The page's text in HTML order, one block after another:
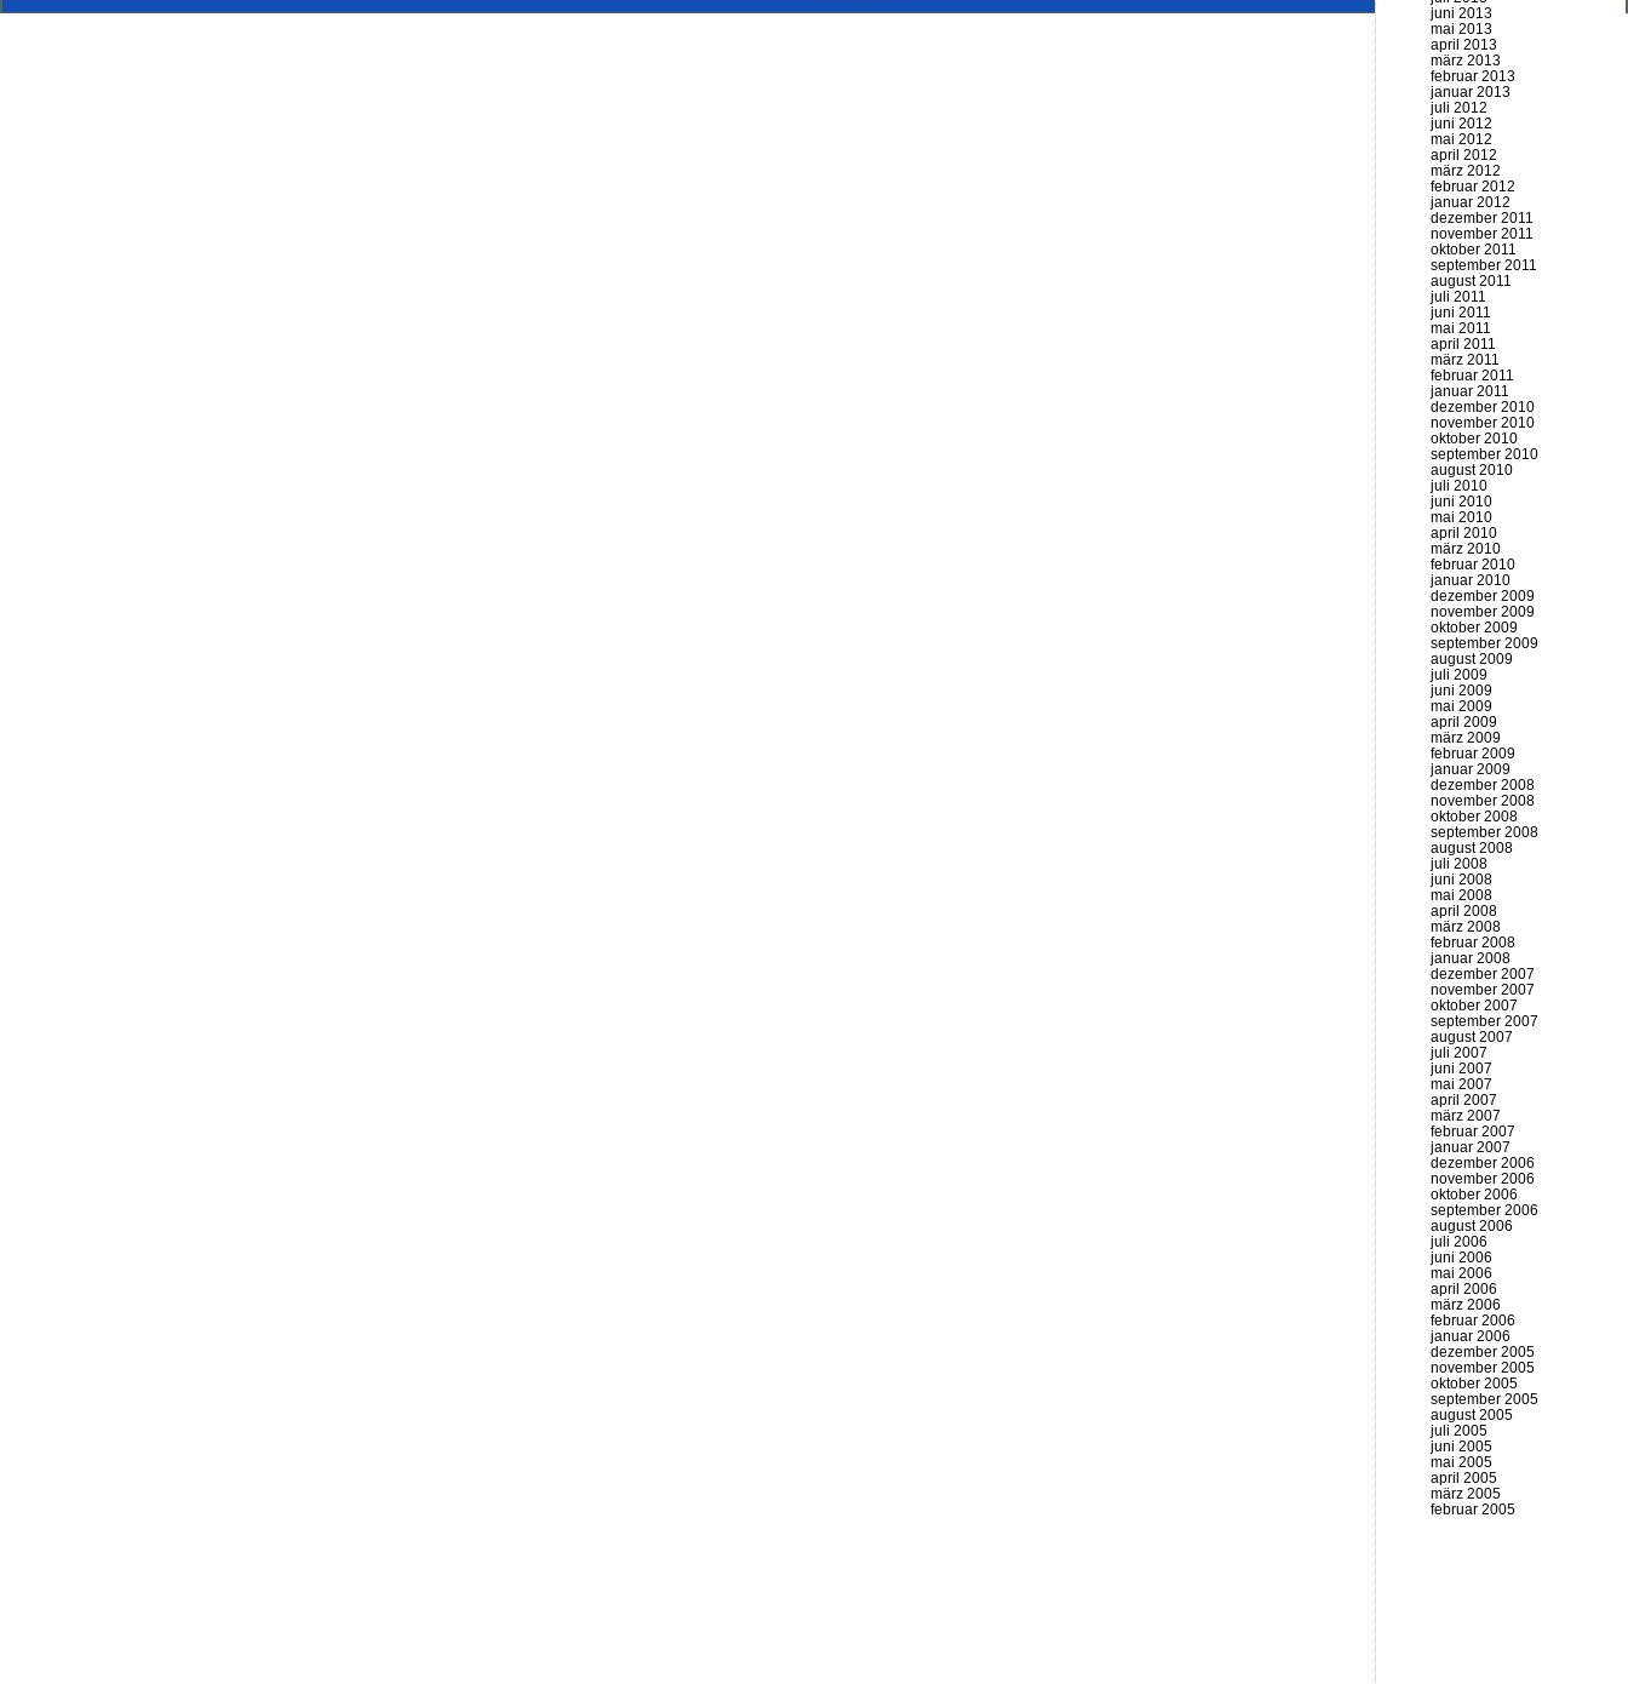
juni 2013
mai 2013
april 2013
märz 2013
februar 2013
januar 2013
juli 2012
juni 2012
mai 2012
april 2012
märz 2012
februar 2012
januar 2012
dezember 2011
november 2011
oktober 2011
september 2011
august 2011
juli 2011
juni 2011
mai 2011
april 2011
märz 2011
februar 2011
januar 2011
dezember 2010
november 2010
oktober 2010
september 2010
august 2010
juli 2010
juni 2010
mai 2010
april 2010
märz 2010
februar 2010
januar 2010
dezember 2009
november 2009
oktober 2009
september 2009
august 2009
juli 2009
juni 2009
mai 2009
april 2009
märz 2009
februar 2009
januar 2009
dezember 2008
november 2008
oktober 2008
september 2008
august 2008
juli 2008
juni 2008
mai 2008
april 2008
märz 2008
februar 2008
januar 2008
dezember 2007
november 2007
oktober 2007
september 2007
august 2007
juli 2007
juni 2007
mai 2007
april 2007
märz 2007
februar 2007
januar 2007
dezember 2006
november 2006
oktober 2006
september 2006
august 2006
juli 2006
juni 2006
mai 2006
april 2006
märz 2006
februar 2006
januar 2006
dezember 2005
november 2005
oktober 2005
september 2005
august 2005
juli 2005
juni 2005
mai 2005
april 2005
märz 2005
februar 2005